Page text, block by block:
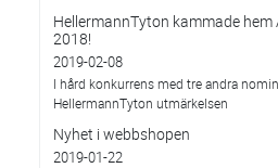
HellermannTyton kammade
2018!
2019-02-08
I hård konkurrens med tre andra
HellermannTyton utmärkelsen
Nyhet i webbshopen
2019-01-22